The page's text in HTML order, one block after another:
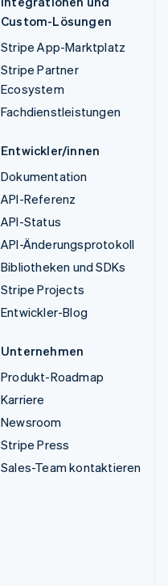
Custom-Lösungen
Stripe App-Marktplatz
Stripe Partner
Ecosystem
Fachdienstleistungen
Entwickler/innen
Dokumentation
API-Referenz
API-Status
API-Änderungsprotokoll
Bibliotheken und SDKs
Stripe Projects
Entwickler-Blog
Unternehmen
Produkt-Roadmap
Karriere
Newsroom
Stripe Press
Sales-Team kontaktieren